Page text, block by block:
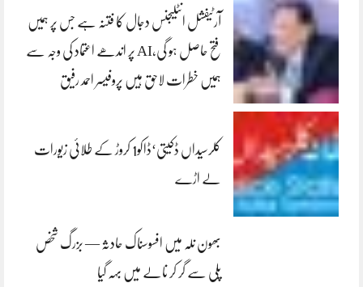
آرٹیفشل انٹلیجنس دجال کا فتنہ ہے جس پر ہمیں
فتح حاصل ہو گی،AI پر اندھے اعتماد کی وجہ سے
ہمیں خطرات لاحق ہیں پروفیسر احمد رفیق
کلرسیداں ڈکیتی‘ڈاکو1 کروڑ کے طلائی زیورات
لے اڑے
بھون نلہ میں افسوسناک حادثہ — بزرگ شخص
پلی سے گر کر نالے میں بہہ گیا